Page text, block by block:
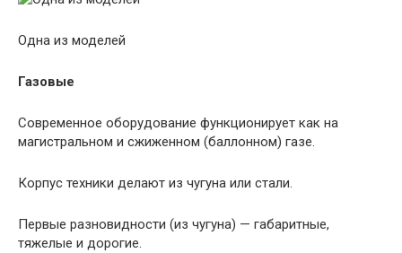
Одна из моделей
Газовые
Современное оборудование функционирует как на
магистральном и сжиженном (баллонном) газе.
Корпус техники делают из чугуна или стали.
Первые разновидности (из чугуна) — габаритные,
тяжелые и дорогие.